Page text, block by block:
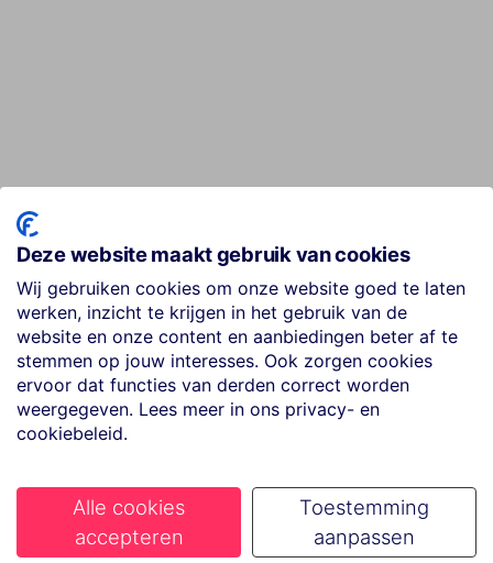
Deze website maakt gebruik van cookies
Wij gebruiken cookies om onze website goed te laten
werken, inzicht te krijgen in het gebruik van de
website en onze content en aanbiedingen beter af te
stemmen op jouw interesses. Ook zorgen cookies
ervoor dat functies van derden correct worden
weergegeven. Lees meer in ons privacy- en
cookiebeleid.
Alle cookies
accepteren
Toestemming
aanpassen